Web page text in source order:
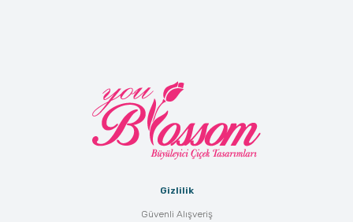
Gizlilik
Güvenli Alışveriş